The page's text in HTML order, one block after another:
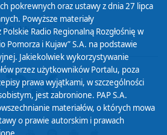
Publicznej
pokrewnych oraz ustawy z dnia 27 lipca
Powyższe materiały
Radio Regionalną Rozgłośnię w
Pomorza i Kujaw” S.A. na podstawie
Jakiekolwiek wykorzystywanie
przez użytkowników Portalu, poza
prawa wyjątkami, w szczególności
jest zabronione. PAP S.A.
materiałów, o których mowa
o prawie autorskim i prawach